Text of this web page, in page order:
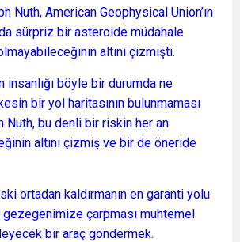
Nuth, American Geophysical Union’ın
sürpriz bir asteroide müdahale
altını çizmişti.
insanlığı böyle bir durumda ne
bir yol haritasının bulunmaması
Nuth, bu denli bir riskin her an
altını çizmiş ve bir de öneride
ortadan kaldırmanın en garanti yolu
çarpması muhtemel
bir araç göndermek.